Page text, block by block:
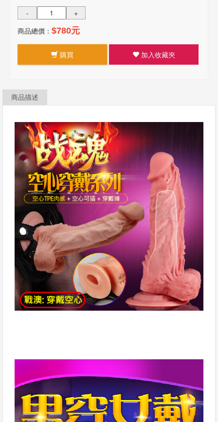
-
+
商品總價： $780元
購買 加入收藏夾
商品描述